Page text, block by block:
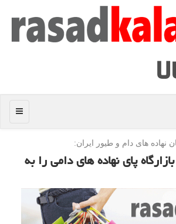
منو
نهاده های دام و طیور ایران:
پای نهاده های دامی را به